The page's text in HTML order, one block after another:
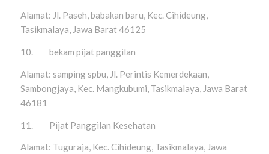
Alamat: Jl. Paseh, babakan baru, Kec. Cihideung,
Tasikmalaya, Jawa Barat 46125
10. bekam pijat panggilan
Alamat: samping spbu, Jl. Perintis Kemerdekaan,
Sambongjaya, Kec. Mangkubumi, Tasikmalaya, Jawa Barat
46181
11. Pijat Panggilan Kesehatan
Alamat: Tuguraja, Kec. Cihideung, Tasikmalaya, Jawa